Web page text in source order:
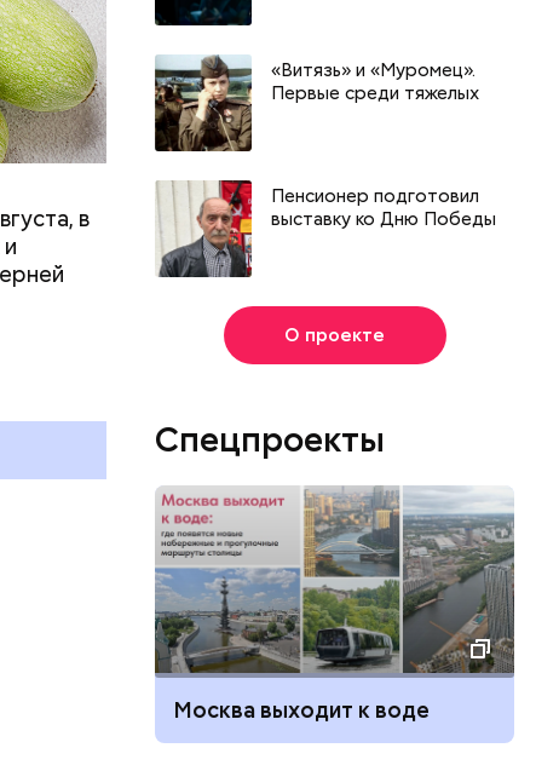
День собирания звезд и
Международный день
отмечают в России и мире 7
в
«Витязь» и «Муромец».
Первые среди тяжелых
Пенсионер подготовил
выставку ко Дню Победы
О проекте
Спецпроекты
Москва выходит к воде